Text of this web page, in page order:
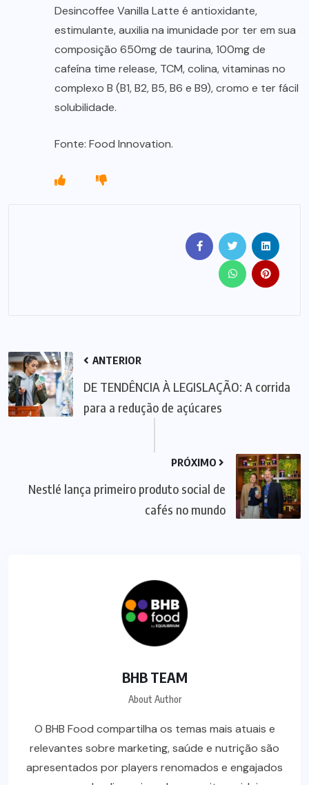
Desincoffee Vanilla Latte é antioxidante,
estimulante, auxilia na imunidade por ter em sua
composição 650mg de taurina, 100mg de
cafeína time release, TCM, colina, vitaminas no
complexo B (B1, B2, B5, B6 e B9), cromo e ter fácil
solubilidade.
Fonte: Food Innovation.
ANTERIOR
DE TENDÊNCIA À LEGISLAÇÃO: A corrida
para a redução de açúcares
PRÓXIMO
Nestlé lança primeiro produto social de
cafés no mundo
BHB TEAM
About Author
O BHB Food compartilha os temas mais atuais e
relevantes sobre marketing, saúde e nutrição são
apresentados por players renomados e engajados